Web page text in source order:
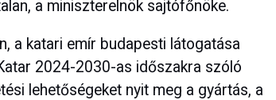
a miniszterelnök sajtófőnöke.
a katari emír budapesti látogatása
2024-2030-as időszakra szóló
lehetőségeket nyit meg a gyártás, a